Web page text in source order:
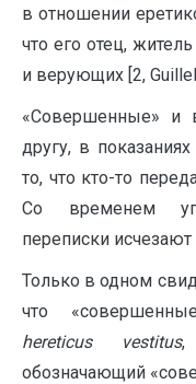
в отношении
что его отец,
и верующих [2,
«Совершенные» и
другу, в
то, что кто-то
Со временем
переписки
Только в одном
что
hereticus
vestitus,
обозначающий